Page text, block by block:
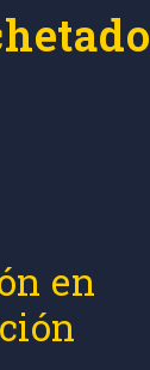
en